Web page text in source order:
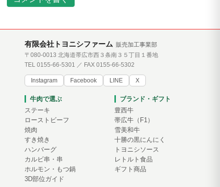
有限会社トヨニシファーム 販売加工事業部
〒080-0013 北海道帯広市西３条南３５丁目１番地
TEL 0155-66-5301 ／ FAX 0155-66-5302
Instagram Facebook LINE X
牛肉で選ぶ
ステーキ
ローストビーフ
焼肉
すき焼き
ハンバーグ
カルビ串・串
ホルモン・もつ鍋
3D部位ガイド
ブランド・ギフト
豊西牛
帯広牛（F1）
雪美和牛
十勝の黒にんにく
トヨニシソース
レトルト食品
ギフト商品